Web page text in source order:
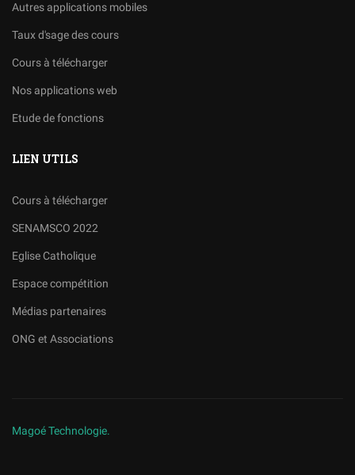
Autres applications mobiles
Taux d'sage des cours
Cours à télécharger
Nos applications web
Etude de fonctions
LIEN UTILS
Cours à télécharger
SENAMSCO 2022
Eglise Catholique
Espace compétition
Médias partenaires
ONG et Associations
Magoé Technologie.